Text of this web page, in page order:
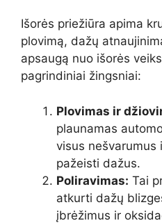
Išorės priežiūra apima
plovimą, dažų
apsaugą nuo išorės
pagrindiniai žingsniai:
Plovimas ir
plaunamas
visus nešvarumus
pažeisti dažus.
Poliravimas: Tai
atkurti dažų
įbrėžimus ir